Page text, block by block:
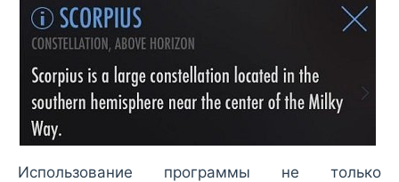
Использование программы не только